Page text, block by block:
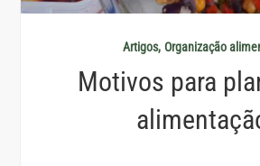
Artigos Organização
Motivos para